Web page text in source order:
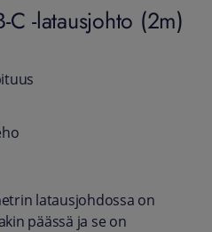
-latausjohto (2m)
lataus­johdossa on
päässä ja se on